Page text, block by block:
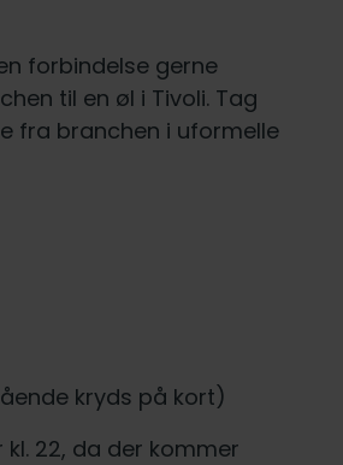
forbindelse gerne
til en øl i Tivoli. Tag
fra branchen i uformelle
kryds på kort)
22, da der kommer